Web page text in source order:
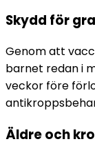
Skydd för
Genom att
barnet redan i
veckor före
Äldre och